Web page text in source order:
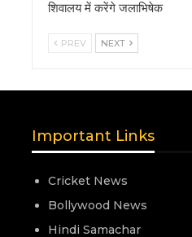
शिवालय में करेंगे जलाभिषेक
PREV NEXT
Important Links
Cricket News
Bollywood News
Hindi Samachar